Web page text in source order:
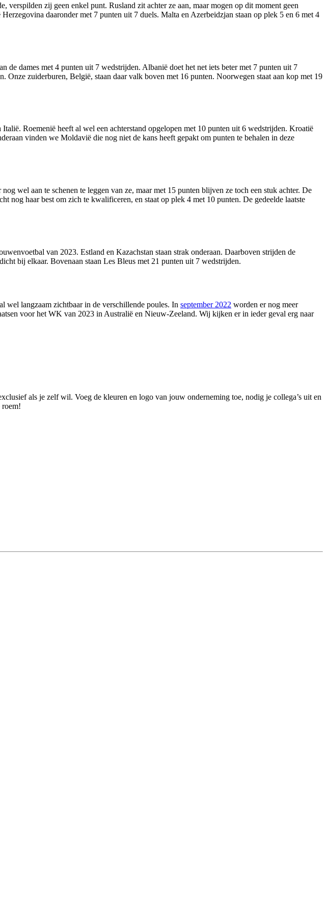
verspilden zij geen enkel punt. Rusland zit achter ze aan, maar mogen op dit moment geen
daaronder met 7 punten uit 7 duels. Malta en Azerbeidzjan staan op plek 5 en 6 met 4
dames met 4 punten uit 7 wedstrijden. Albanië doet het net iets beter met 7 punten uit 7
zuiderburen, België, staan daar valk boven met 16 punten. Noorwegen staat aan kop met 19
Roemenië heeft al wel een achterstand opgelopen met 10 punten uit 6 wedstrijden. Kroatië
vinden we Moldavië die nog niet de kans heeft gepakt om punten te behalen in deze
wel aan te schenen te leggen van ze, maar met 15 punten blijven ze toch een stuk achter. De
nog haar best om zich te kwalificeren, en staat op plek 4 met 10 punten. De gedeelde laatste
van 2023. Estland en Kazachstan staan strak onderaan. Daarboven strijden de
bij elkaar. Bovenaan staan Les Bleus met 21 punten uit 7 wedstrijden.
wel langzaam zichtbaar in de verschillende poules. In september 2022 worden er nog meer
voor het WK van 2023 in Australië en Nieuw-Zeeland. Wij kijken er in ieder geval erg naar
als je zelf wil. Voeg de kleuren en logo van jouw onderneming toe, nodig je collega’s uit en
roem!